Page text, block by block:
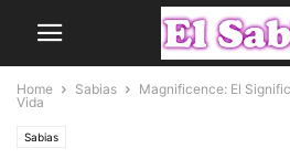
Home Sabias
Magnificence: El
Vida
Sabias